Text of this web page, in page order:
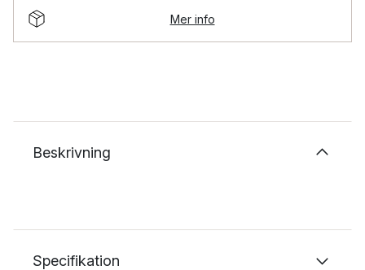
Mer info
Beskrivning
Specifikation